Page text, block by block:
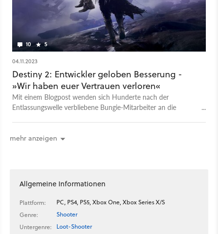
10 5
04.11.2023
Destiny 2: Entwickler geloben Besserung -
»Wir haben euer Vertrauen verloren«
Mit einem Blogpost wenden sich Hunderte nach der
Entlassungswelle verbliebene Bungie-Mitarbeiter an die
mehr anzeigen
Allgemeine Informationen
Plattform:
PC, PS4, PS5, Xbox One, Xbox Series X/S
Genre:
Shooter
Untergenre:
Loot-Shooter